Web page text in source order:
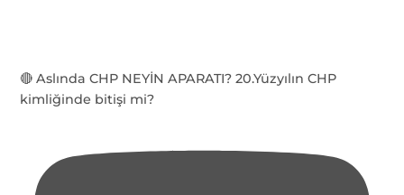
🔴 Aslında CHP NEYİN APARATI? 20.Yüzyılın CHP
kimliğinde bitişi mi?